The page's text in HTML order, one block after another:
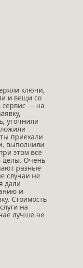
ключи,
и вещи со
сервис — на
уточнили
приехали
выполнили
этом все
целы. Очень
разные
случаи не
дали
и
Стоимость
на
лучше не